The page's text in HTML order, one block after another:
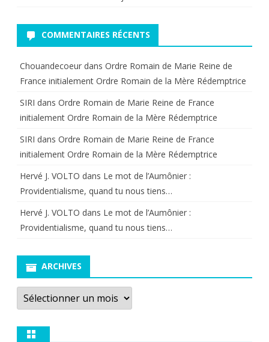
COMMENTAIRES RÉCENTS
Chouandecoeur dans Ordre Romain de Marie Reine de
France initialement Ordre Romain de la Mère Rédemptrice
SIRI dans Ordre Romain de Marie Reine de France
initialement Ordre Romain de la Mère Rédemptrice
SIRI dans Ordre Romain de Marie Reine de France
initialement Ordre Romain de la Mère Rédemptrice
Hervé J. VOLTO dans Le mot de l’Aumônier :
Providentialisme, quand tu nous tiens…
Hervé J. VOLTO dans Le mot de l’Aumônier :
Providentialisme, quand tu nous tiens…
ARCHIVES
Archives